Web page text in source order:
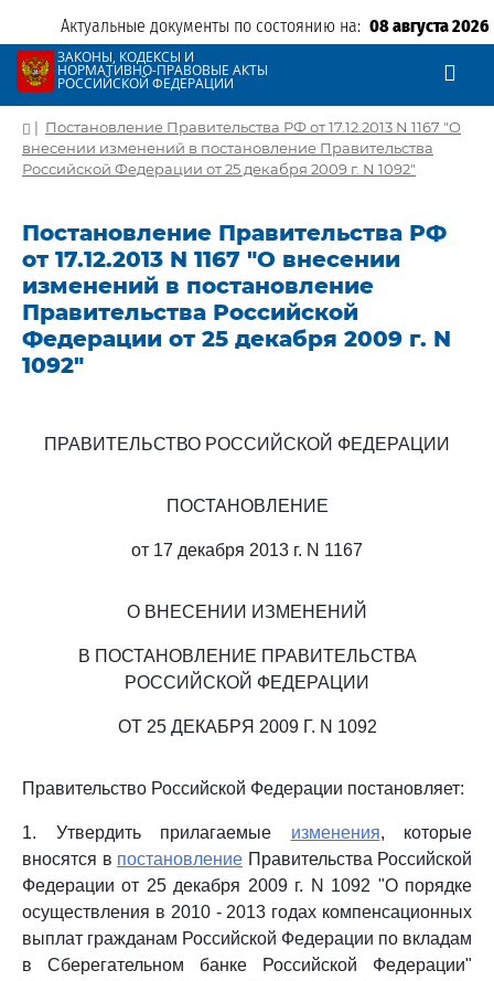
Актуальные документы по состоянию на: 08 августа 2026
ЗАКОНЫ, КОДЕКСЫ И
НОРМАТИВНО-ПРАВОВЫЕ АКТЫ
РОССИЙСКОЙ ФЕДЕРАЦИИ
| Постановление Правительства РФ от 17.12.2013 N 1167 "О
внесении изменений в постановление Правительства
Российской Федерации от 25 декабря 2009 г. N 1092"
Постановление Правительства РФ
от 17.12.2013 N 1167 "О внесении
изменений в постановление
Правительства Российской
Федерации от 25 декабря 2009 г. N
1092"
ПРАВИТЕЛЬСТВО РОССИЙСКОЙ ФЕДЕРАЦИИ
ПОСТАНОВЛЕНИЕ
от 17 декабря 2013 г. N 1167
О ВНЕСЕНИИ ИЗМЕНЕНИЙ
В ПОСТАНОВЛЕНИЕ ПРАВИТЕЛЬСТВА
РОССИЙСКОЙ ФЕДЕРАЦИИ
ОТ 25 ДЕКАБРЯ 2009 Г. N 1092
Правительство Российской Федерации постановляет:
1. Утвердить прилагаемые изменения, которые
вносятся в постановление Правительства Российской
Федерации от 25 декабря 2009 г. N 1092 "О порядке
осуществления в 2010 - 2013 годах компенсационных
выплат гражданам Российской Федерации по вкладам
в Сберегательном банке Российской Федерации"